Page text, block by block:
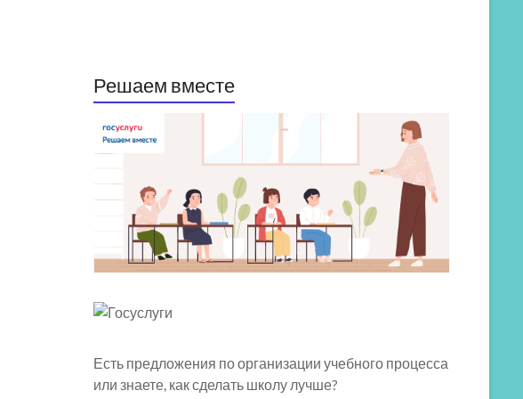
Решаем вместе
Есть предложения по организации учебного процесса
или знаете, как сделать школу лучше?